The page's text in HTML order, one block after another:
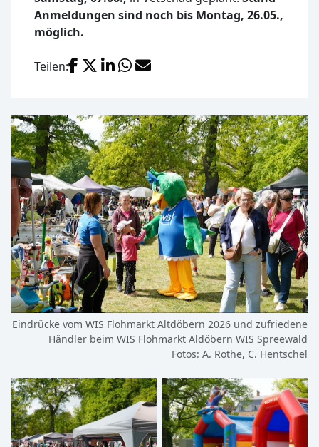
Anmeldungen sind noch bis Montag, 26.05.,
möglich.
Teilen: Facebook
X (Twitter)
LinkedIn
WhatsApp
Eindrücke vom WIS Flohmarkt Altdöbern 2026 und zufriedene
Händler beim WIS Flohmarkt Aldöbern WIS Spreewald
Fotos: A. Rothe, C. Hentschel